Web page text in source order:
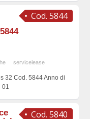
Cod. 5844
servicelease
32 Cod. 5844 Anno di
01
Cod. 5840